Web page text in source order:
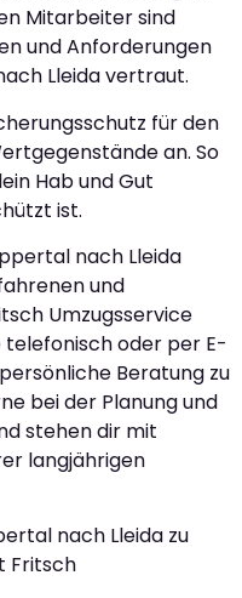
Mitarbeiter sind
und Anforderungen
Lleida vertraut.
für den
an. So
Hab und Gut
ist.
nach Lleida
und
Umzugsservice
telefonisch oder per E-
Beratung zu
bei der Planung und
stehen dir mit
langjährigen
nach Lleida zu
Fritsch